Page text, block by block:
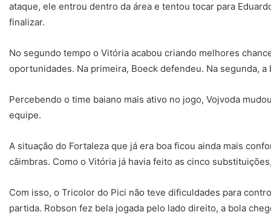
ataque, ele entrou dentro da área e tentou tocar para
finalizar.
No segundo tempo o Vitória acabou criando melhores
oportunidades. Na primeira, Boeck defendeu. Na segunda,
Percebendo o time baiano mais ativo no jogo, Vojvoda
equipe.
A situação do Fortaleza que já era boa ficou ainda mais
câimbras. Como o Vitória já havia feito as cinco
Com isso, o Tricolor do Pici não teve dificuldades para
partida. Robson fez bela jogada pelo lado direito, a bola